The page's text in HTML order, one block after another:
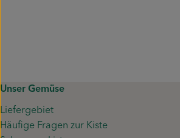
Unser Gemüse
Liefergebiet
Häufige Fragen zur Kiste